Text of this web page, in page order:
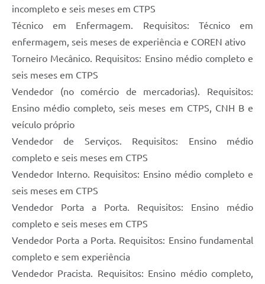
incompleto e seis meses em CTPS
Técnico em Enfermagem. Requisitos: Técnico em
enfermagem, seis meses de experiência e COREN ativo
Torneiro Mecânico. Requisitos: Ensino médio completo e
seis meses em CTPS
Vendedor (no comércio de mercadorias). Requisitos:
Ensino médio completo, seis meses em CTPS, CNH B e
veículo próprio
Vendedor de Serviços. Requisitos: Ensino médio
completo e seis meses em CTPS
Vendedor Interno. Requisitos: Ensino médio completo e
seis meses em CTPS
Vendedor Porta a Porta. Requisitos: Ensino médio
completo e seis meses em CTPS
Vendedor Porta a Porta. Requisitos: Ensino fundamental
completo e sem experiência
Vendedor Pracista. Requisitos: Ensino médio completo,